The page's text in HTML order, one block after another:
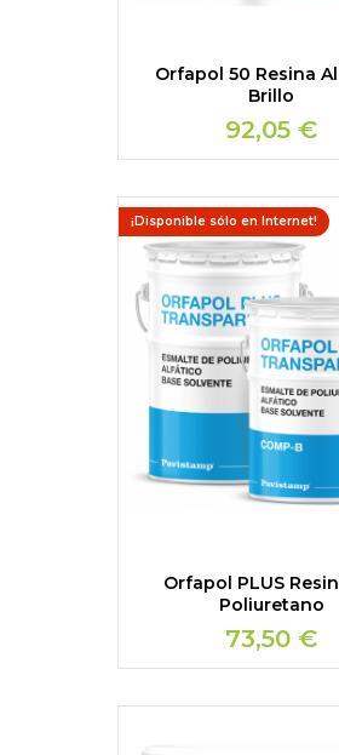
Orfapol 50 Resina
Brillo
92,05 €
Orfapol PLUS
Poliuretano
73,50 €
¡Disponible sólo en Internet!